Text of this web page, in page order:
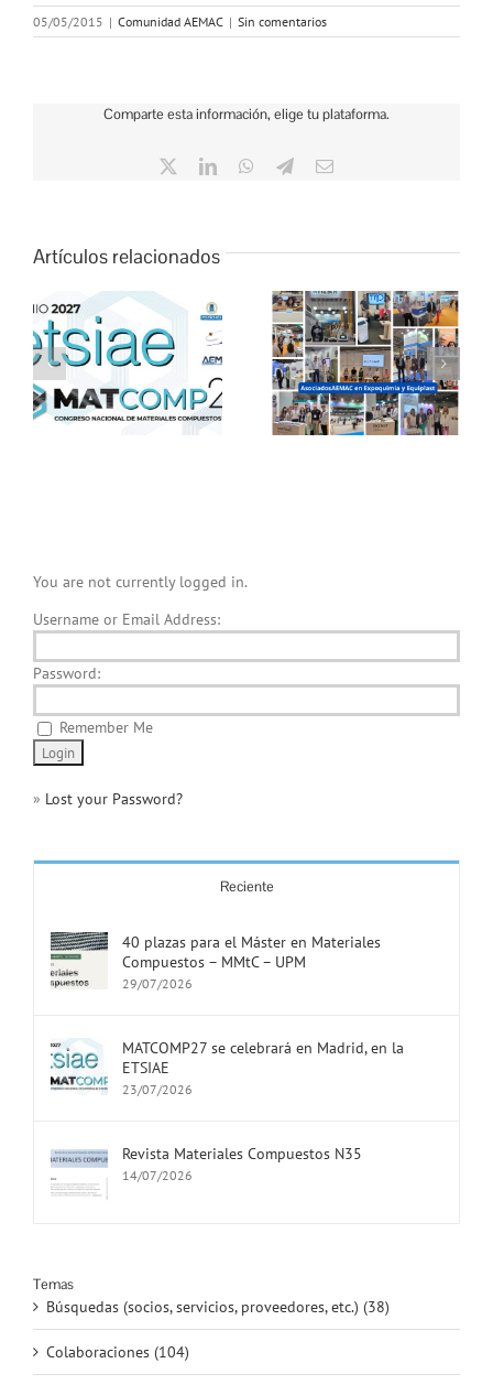
05/05/2015 | Comunidad AEMAC | Sin comentarios
Comparte esta información, elige tu plataforma.
LinkedInWhatsApp
TelegramCorreo
Artículos relacionados
AEMAC se reúne con
sus asociados en
Expoquimia y Equiplast
You are not currently logged in.
Username or Email Address:
Password:
Remember Me
» Lost your Password?
Reciente
40 plazas para el Máster en Materiales
Compuestos – MMtC – UPM
29/07/2026
MATCOMP27 se celebrará en Madrid, en la
ETSIAE
23/07/2026
Revista Materiales Compuestos N35
14/07/2026
Temas
Búsquedas (socios, servicios, proveedores, etc.) (38)
Colaboraciones (104)